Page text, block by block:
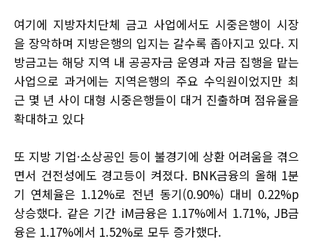
여기에 지방자치단체 금고 사업에서도 시중은행이 시장
을 장악하며 지방은행의 입지는 갈수록 좁아지고 있다. 지
방금고는 해당 지역 내 공공자금 운영과 자금 집행을 맡는
사업으로 과거에는 지역은행의 주요 수익원이었지만 최
근 몇 년 사이 대형 시중은행들이 대거 진출하며 점유율을
확대하고 있다
또 지방 기업·소상공인 등이 불경기에 상환 어려움을 겪으
면서 건전성에도 경고등이 켜졌다. BNK금융의 올해 1분
기 연체율은 1.12%로 전년 동기(0.90%) 대비 0.22%p
상승했다. 같은 기간 iM금융은 1.17%에서 1.71%, JB금
융은 1.17%에서 1.52%로 모두 증가했다.